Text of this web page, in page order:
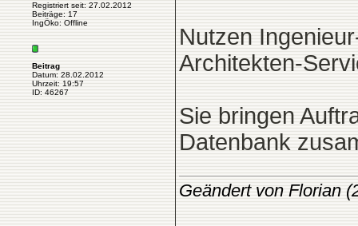
Registriert seit: 27.02.2012
Beiträge: 17
IngÖko: Offline
Beitrag
Datum: 28.02.2012
Uhrzeit: 19:57
ID: 46267
Nutzen
Architekten-
Sie bringen
Datenbank
Geändert von Florian